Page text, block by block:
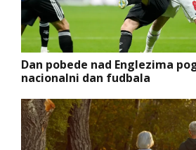
Dan pobede nad Englezima
nacionalni dan fudbala